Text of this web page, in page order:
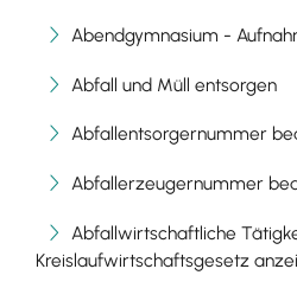
Abendgymnasium -
Abfall und Müll entsorgen
Abfallentsorgernummer
Abfallerzeugernummer
Abfallwirtschaftliche
Kreislaufwirtschaftsgesetz